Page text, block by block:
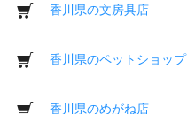
香川県の文房具店
香川県のペットショップ
香川県のめがね店